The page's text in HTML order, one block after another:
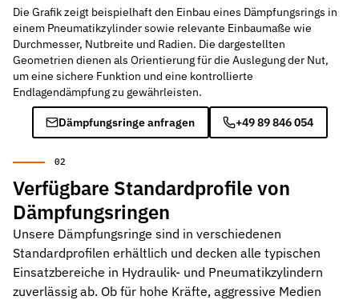
Hydraulikdichtungen
Hochleistungsdichtungen für hydraulische Anwendungen
Pneumatikdichtungen
Zuverlässige Dichtungslösungen für Pneumatikzylinder
Statische Dichtungen
Langlebige Dichtungen für statische Anwendungen in
Dynamische Dichtungen
Schmierstoffe
Schmierstoffe passend zur Dichtungsauslegung
Elastomerschmiermittel
Parker O-Lube und S-Lube für Elastomerdichtungen
Die Grafik zeigt beispielhaft den Einbau eines Dämpfungsrings in
einem Pneumatikzylinder sowie relevante Einbaumaße wie
Durchmesser, Nutbreite und Radien. Die dargestellten
Geometrien dienen als Orientierung für die Auslegung der Nut,
um eine sichere Funktion und eine kontrollierte
Endlagendämpfung zu gewährleisten.
Dämpfungsringe anfragen +49 89 846 054
Verfügbare Standardprofile von
Dämpfungsringen
Unsere Dämpfungsringe sind in verschiedenen
Standardprofilen erhältlich und decken alle typischen
Einsatzbereiche in Hydraulik- und Pneumatikzylindern
zuverlässig ab. Ob für hohe Kräfte, aggressive Medien